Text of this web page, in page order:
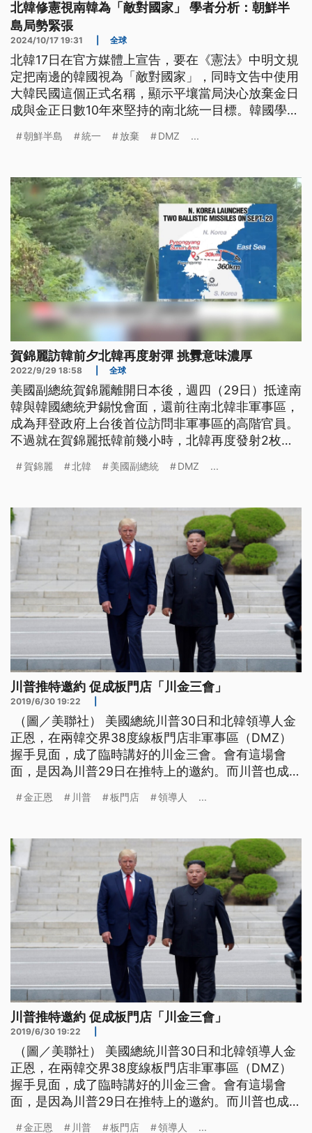
北韓修憲視南韓為「敵對國家」 學者分析：朝鮮半
島局勢緊張
2024/10/17 19:31 全球
北韓17日在官方媒體上宣告，要在《憲法》中明文規
定把南邊的韓國視為「敵對國家」，同時文告中使用
大韓民國這個正式名稱，顯示平壤當局決心放棄金日
成與金正日數10年來堅持的南北統一目標。韓國學者
槍走火的地步。
朝鮮半島 統一 放棄 DMZ ...
賀錦麗訪韓前夕北韓再度射彈 挑釁意味濃厚
2022/9/29 18:58 全球
美國副總統賀錦麗離開日本後，週四（29日）抵達南
韓與韓國總統尹錫悅會面，還前往南北韓非軍事區，
成為拜登政府上台後首位訪問非軍事區的高階官員。
不過就在賀錦麗抵韓前幾小時，北韓再度發射2枚導
近期再度進行核子試爆。
賀錦麗 北韓 美國副總統 DMZ ...
川普推特邀約 促成板門店「川金三會」
2019/6/30 19:22
（圖／美聯社） 美國總統川普30日和北韓領導人金
正恩，在兩韓交界38度線板門店非軍事區（DMZ）
握手見面，成了臨時講好的川金三會。會有這場會
面，是因為川普29日在推特上的邀約。而川普也成為
普先走到兩韓交界38度線非軍事區（DMZ）南韓這
會面並握手。北韓領導人金正恩表示，「很高興再度
見到你，我從沒預期到可
金正恩 川普 板門店 領導人 ...
川普推特邀約 促成板門店「川金三會」
2019/6/30 19:22
（圖／美聯社） 美國總統川普30日和北韓領導人金
正恩，在兩韓交界38度線板門店非軍事區（DMZ）
握手見面，成了臨時講好的川金三會。會有這場會
面，是因為川普29日在推特上的邀約。而川普也成為
金正恩 川普 板門店 領導人 ...